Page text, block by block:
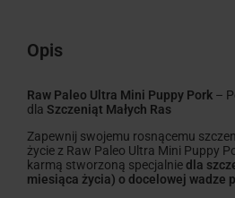
Opis
Raw Paleo Ultra Mini Puppy Pork –
dla Szczeniąt Małych Ras
Zapewnij swojemu rosnącemu
życie z Raw Paleo Ultra Mini Puppy
karmą stworzoną specjalnie dla
miesiąca życia) o docelowej wadze